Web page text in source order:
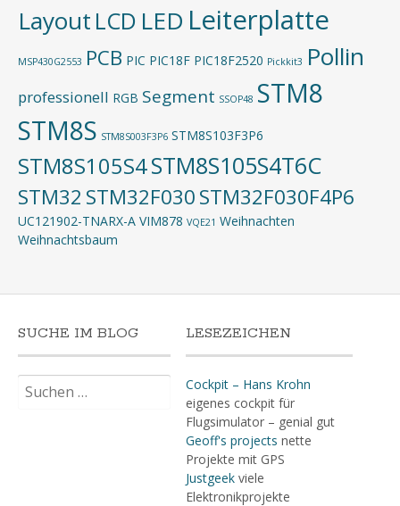
Layout LCD LED Leiterplatte
MSP430G2553 PCB PIC PIC18F PIC18F2520 Pickkit3 Pollin
professionell RGB Segment SSOP48 STM8
STM8S STM8S003F3P6 STM8S103F3P6
STM8S105S4STM8S105S4T6C
STM32 STM32F030STM32F030F4P6
UC121902-TNARX-A VIM878 VQE21 Weihnachten
Weihnachtsbaum
SUCHE IM BLOG
nach:
LESEZEICHEN
Cockpit – Hans Krohn
eigenes cockpit für
Flugsimulator – genial gut
Geoff's projects nette
Projekte mit GPS
Justgeekviele
Elektronikprojekte